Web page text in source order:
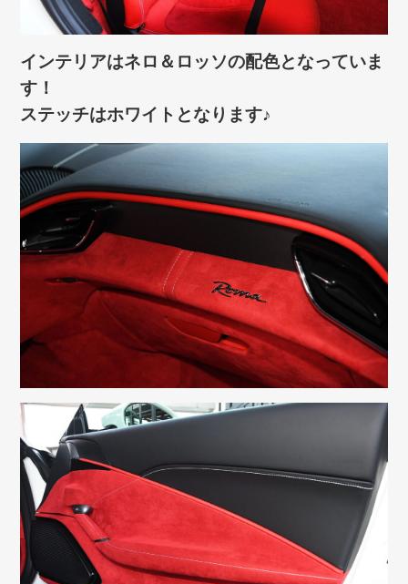
インテリアはネロ＆ロッソの配色となっていま
す！
ステッチはホワイトとなります♪